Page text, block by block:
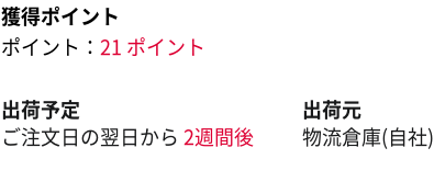
獲得ポイント
ポイント： 21 ポイント
出荷予定
ご注文日の翌日から 2週間後
出荷元
物流倉庫(自社)